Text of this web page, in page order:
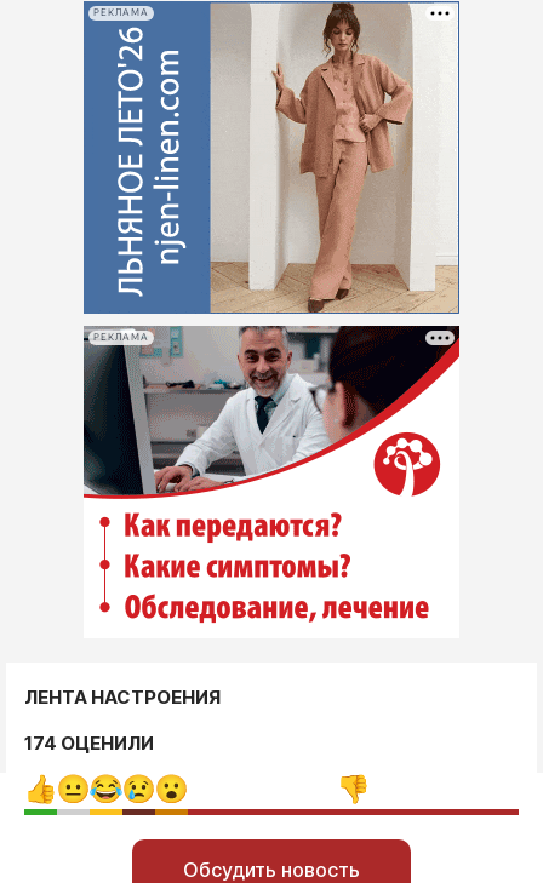
РЕКЛАМА
РЕКЛАМА
ЛЕНТА НАСТРОЕНИЯ
174 ОЦЕНИЛИ
Обсудить новость